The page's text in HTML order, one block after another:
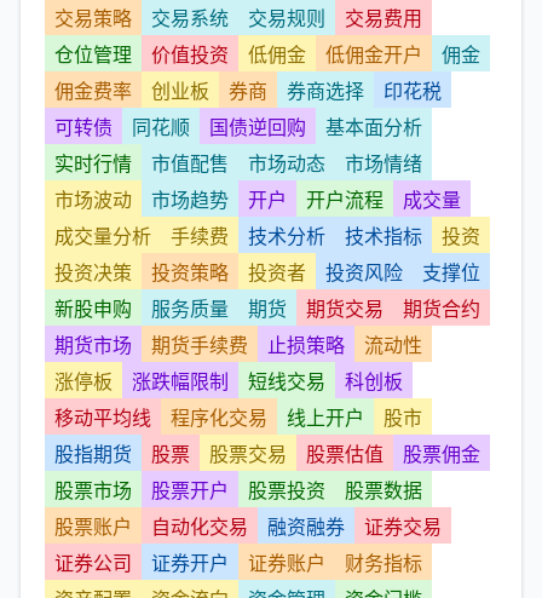
交易策略
交易系统 交易规则
交易费用
仓位管理
价值投资 低佣金 低佣金开户
佣金
佣金费率
创业板 券商 券商选择
印花税
可转债
同花顺 国债逆回购
基本面分析
实时行情
市值配售 市场动态
市场情绪
市场波动
市场趋势 开户 开户流程
成交量
成交量分析
手续费 技术分析 技术指标
投资
投资决策
投资策略 投资者 投资风险
支撑位
新股申购
服务质量 期货 期货交易
期货合约
期货市场
期货手续费 止损策略
流动性
涨停板
涨跌幅限制 短线交易
科创板
移动平均线
程序化交易 线上开户
股市
股指期货
股票 股票交易 股票估值
股票佣金
股票市场
股票开户 股票投资
股票数据
股票账户
自动化交易 融资融券
证券交易
证券公司
证券开户 证券账户
财务指标